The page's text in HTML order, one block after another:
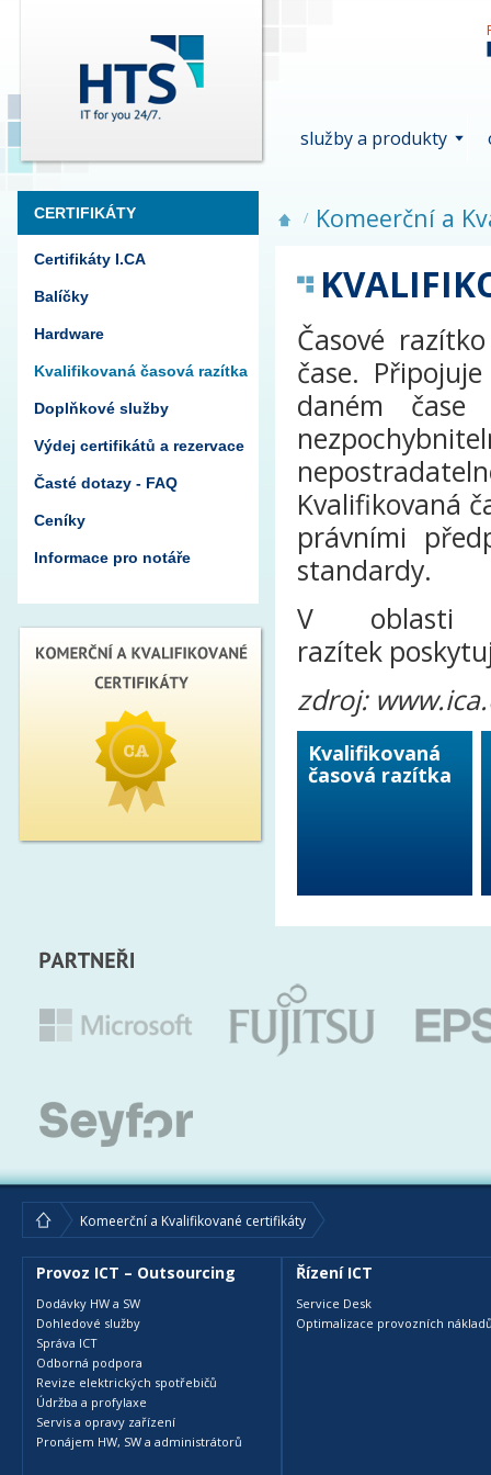
služby a produkty
CERTIFIKÁTY
Certifikáty I.CA
Balíčky
Hardware
Kvalifikovaná časová razítka
Doplňkové služby
Výdej certifikátů a rezervace
Časté dotazy - FAQ
Ceníky
Informace pro notáře
Komeerční a
Časové
čase.
daném
Kvalifikovaná
právními
standardy.
V oblasti
razítek
zdroj:
Kvalifikovaná
časová razítka
Komeerční a Kvalifikované certifikáty
Provoz ICT – Outsourcing
Dodávky HW a SW
Dohledové služby
Správa ICT
Odborná podpora
Revize elektrických spotřebičů
Údržba a profylaxe
Servis a opravy zařízení
Pronájem HW, SW a administrátorů
Řízení ICT
Service Desk
Optimalizace provozních